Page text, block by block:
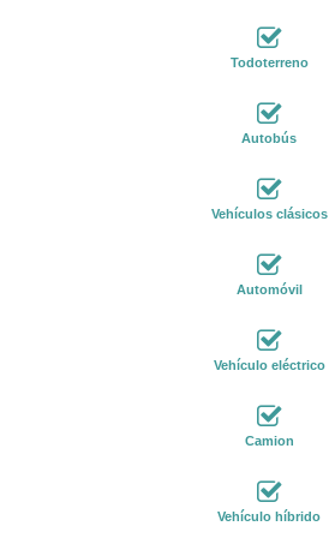
Todoterreno
Autobús
Vehículos clásicos
Automóvil
Vehículo eléctrico
Camion
Vehículo híbrido